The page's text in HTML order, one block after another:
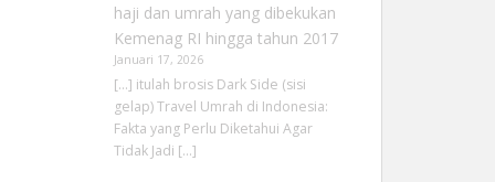
haji dan umrah yang dibekukan
Kemenag RI hingga tahun 2017
Januari 17, 2026
[…] itulah brosis Dark Side (sisi
gelap) Travel Umrah di Indonesia:
Fakta yang Perlu Diketahui Agar
Tidak Jadi […]